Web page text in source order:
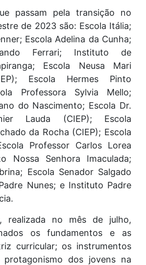
passam pela transição no
de 2023 são: Escola Itália;
Escola Adelina da Cunha;
Ferrari; Instituto de
Escola Neusa Mari
Escola Hermes Pinto
Professora Sylvia Mello;
do Nascimento; Escola Dr.
Lauda (CIEP); Escola
da Rocha (CIEP); Escola
Professor Carlos Lorea
Nossa Senhora Imaculada;
Escola Senador Salgado
Nunes; e Instituto Padre
realizada no mês de julho,
os fundamentos e as
curricular; os instrumentos
dos jovens na